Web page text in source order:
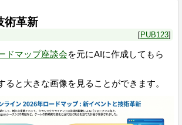
術革新
PUB123
ドマップ座談会を元にAIに作成してもら
ると大きな画像を見ることができます。